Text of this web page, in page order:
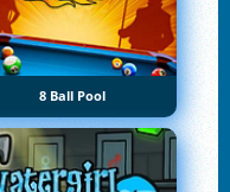
8 Ball Pool